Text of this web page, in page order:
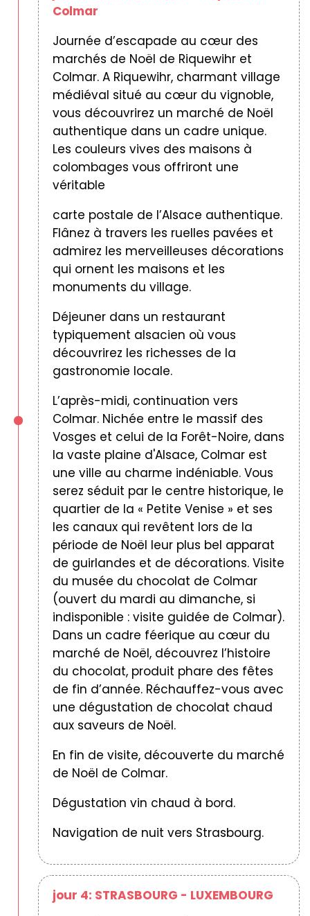
Colmar
Journée d’escapade au cœur des
marchés de Noël de Riquewihr et
Colmar. A Riquewihr, charmant village
médiéval situé au cœur du vignoble,
vous découvrirez un marché de Noël
authentique dans un cadre unique.
Les couleurs vives des maisons à
colombages vous offriront une
véritable
carte postale de l’Alsace authentique.
Flânez à travers les ruelles pavées et
admirez les merveilleuses décorations
qui ornent les maisons et les
monuments du village.
Déjeuner dans un restaurant
typiquement alsacien où vous
découvrirez les richesses de la
gastronomie locale.
L’après-midi, continuation vers
Colmar. Nichée entre le massif des
Vosges et celui de la Forêt-Noire, dans
la vaste plaine d'Alsace, Colmar est
une ville au charme indéniable. Vous
serez séduit par le centre historique, le
quartier de la « Petite Venise » et ses
les canaux qui revêtent lors de la
période de Noël leur plus bel apparat
de guirlandes et de décorations. Visite
du musée du chocolat de Colmar
(ouvert du mardi au dimanche, si
indisponible : visite guidée de Colmar).
Dans un cadre féerique au cœur du
marché de Noël, découvrez l’histoire
du chocolat, produit phare des fêtes
de fin d’année. Réchauffez-vous avec
une dégustation de chocolat chaud
aux saveurs de Noël.
En fin de visite, découverte du marché
de Noël de Colmar.
Dégustation vin chaud à bord.
Navigation de nuit vers Strasbourg.
jour 4: STRASBOURG - LUXEMBOURG